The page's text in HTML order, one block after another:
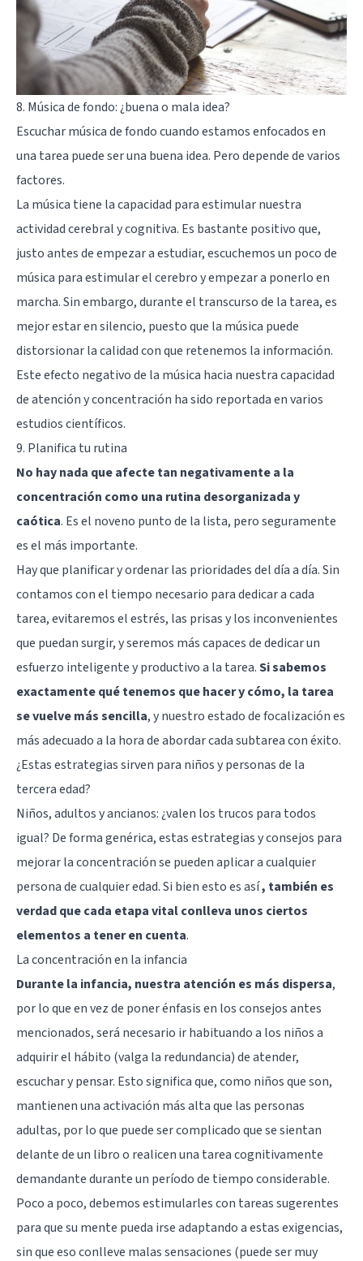
8. Música de fondo: ¿buena o mala idea?
Escuchar música de fondo cuando estamos enfocados en
una tarea puede ser una buena idea. Pero depende de varios
factores.
La música tiene la capacidad para estimular nuestra
actividad cerebral y cognitiva. Es bastante positivo que,
justo antes de empezar a estudiar, escuchemos un poco de
música para estimular el cerebro y empezar a ponerlo en
marcha. Sin embargo, durante el transcurso de la tarea, es
mejor estar en silencio, puesto que la música puede
distorsionar la calidad con que retenemos la información.
Este efecto negativo de la música hacia nuestra capacidad
de atención y concentración ha sido reportada en varios
estudios científicos.
9. Planifica tu rutina
No hay nada que afecte tan negativamente a la
concentración como una rutina desorganizada y
caótica. Es el noveno punto de la lista, pero seguramente
es el más importante.
Hay que planificar y ordenar las prioridades del día a día. Sin
contamos con el tiempo necesario para dedicar a cada
tarea, evitaremos el estrés, las prisas y los inconvenientes
que puedan surgir, y seremos más capaces de dedicar un
esfuerzo inteligente y productivo a la tarea.Si sabemos
exactamente qué tenemos que hacer y cómo, la tarea
se vuelve más sencilla, y nuestro estado de focalización es
más adecuado a la hora de abordar cada subtarea con éxito.
¿Estas estrategias sirven para niños y personas de la
tercera edad?
Niños, adultos y ancianos: ¿valen los trucos para todos
igual? De forma genérica, estas estrategias y consejos para
mejorar la concentración se pueden aplicar a cualquier
persona de cualquier edad. Si bien esto es así, también es
verdad que cada etapa vital conlleva unos ciertos
elementos a tener en cuenta.
La concentración en la infancia
Durante la infancia, nuestra atención es más dispersa,
por lo que en vez de poner énfasis en los consejos antes
mencionados, será necesario ir habituando a los niños a
adquirir el hábito (valga la redundancia) de atender,
escuchar y pensar. Esto significa que, como niños que son,
mantienen una activación más alta que las personas
adultas, por lo que puede ser complicado que se sientan
delante de un libro o realicen una tarea cognitivamente
demandante durante un período de tiempo considerable.
Poco a poco, debemos estimularles con tareas sugerentes
para que su mente pueda irse adaptando a estas exigencias,
sin que eso conlleve malas sensaciones (puede ser muy